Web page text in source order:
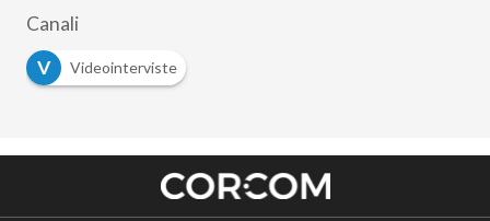
Canali
V
Videointerviste